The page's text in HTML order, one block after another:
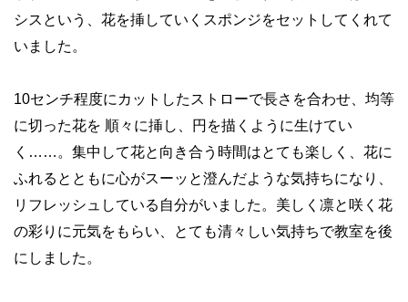
シスという、花を挿していくスポンジをセットしてくれて
いました。
10センチ程度にカットしたストローで長さを合わせ、均等
に切った花を 順々に挿し、円を描くように生けてい
く……。集中して花と向き合う時間はとても楽しく、花に
ふれるとともに心がスーッと澄んだような気持ちになり、
リフレッシュしている自分がいました。美しく凛と咲く花
の彩りに元気をもらい、とても清々しい気持ちで教室を後
にしました。